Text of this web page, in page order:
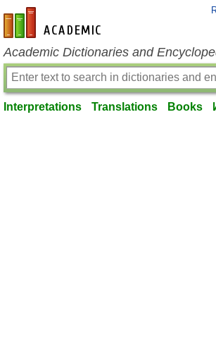
en-academic.com
Academic Dictionaries and
Interpretations Translations Books